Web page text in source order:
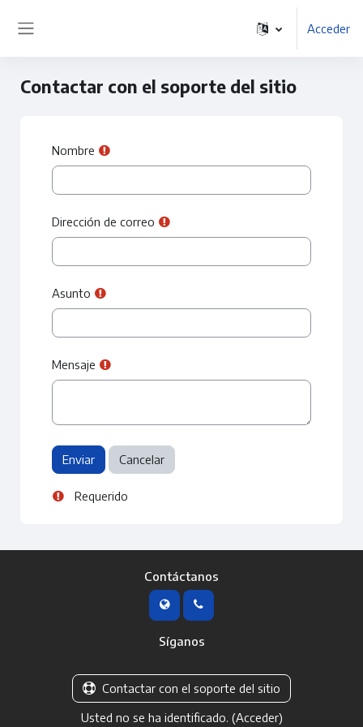
Acceder
Contactar con el soporte del sitio
Nombre
Dirección de correo
Asunto
Mensaje
Requerido
Contáctanos
Síganos
Contactar con el soporte del sitio
Usted no se ha identificado. (Acceder)